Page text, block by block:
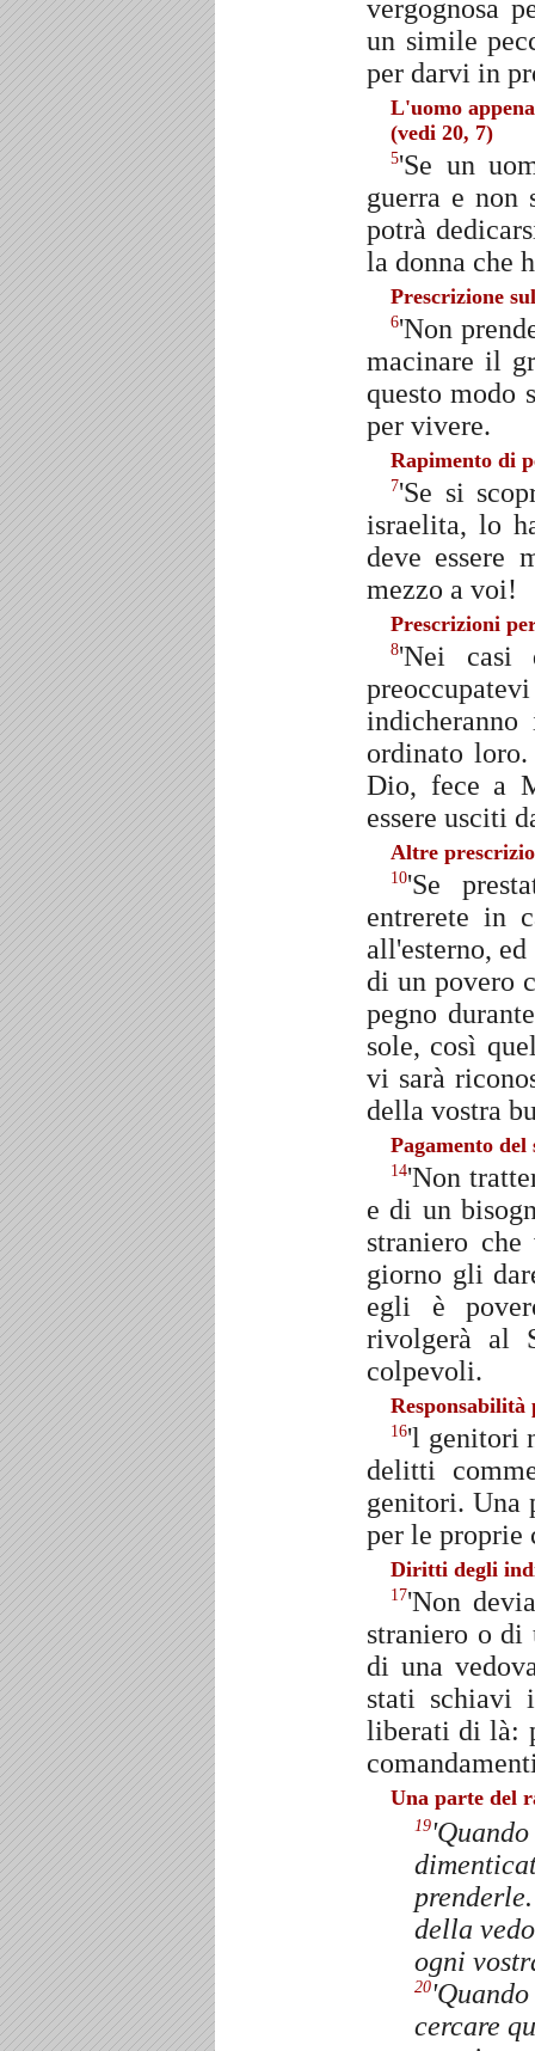
vergognosa
un simile
per darvi in
L'uomo
(vedi 20, 7)
5'Se un
guerra e non
potrà
la donna che
Prescrizione
6'Non
macinare il
questo modo
per vivere.
Rapimento di
7'Se si
israelita, lo
deve essere
mezzo a voi!
Prescrizioni
8'Nei casi
ordinato
Dio, fece a
essere usciti
Altre
10'Se
entrerete in
all'esterno,
di un povero
pegno
sole, così
vi sarà
della vostra
Pagamento del
14'Non
e di un
straniero
giorno gli
egli è
rivolgerà al
colpevoli.
Responsabilità
16'l genitori
delitti
genitori. Una
per le proprie
Diritti degli
17'Non
straniero o di
di una
stati schiavi
liberati di là:
Una parte del
19
della
ogni
20
cercare